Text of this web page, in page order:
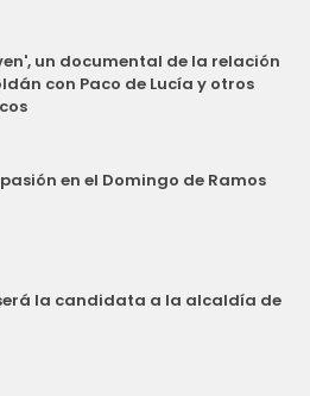
un documental de la relación
con Paco de Lucía y otros
en el Domingo de Ramos
la candidata a la alcaldía de